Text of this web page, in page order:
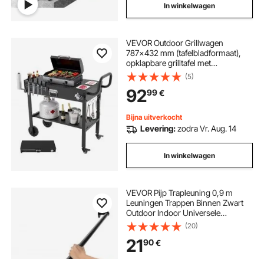
In winkelwagen
VEVOR Outdoor Grillwagen
787x432 mm (tafelbladformaat),
opklapbare grilltafel met
tissuehouder, wielen en
magnetische gereedschapsbak,
grillvoorbereidingstafel/serveerwag
en voor picknickkeuken
(5)
9299€
Bijna uitverkocht
Levering:zodra Vr. Aug. 14
In winkelwagen
VEVOR Pijp Trapleuning 0,9 m
Leuningen Trappen Binnen Zwart
Outdoor Indoor Universele
Trapleuning Gemaakt van
Koolstofstaal en Matte Afwerking
met 200 kg Laadvermogen voor
Binnen- en Buitenleuningen
(20)
2190€